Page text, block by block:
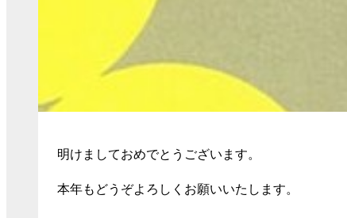
明けましておめでとうございます。
本年もどうぞよろしくお願いいたします。